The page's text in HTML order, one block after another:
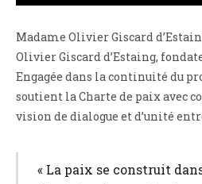
Madame Olivier Giscard
Olivier Giscard d’Estaing,
Engagée dans la continuité du
soutient la Charte de paix avec
vision de dialogue et d’unité
« La paix se construit